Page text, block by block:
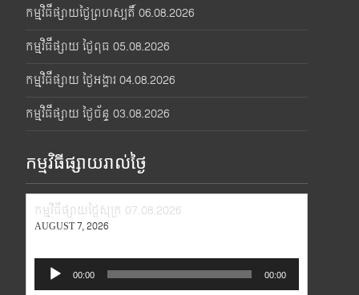
កម្មវិធីផ្សាយថ្ងៃព្រហស្បតិ៍ 06.08.2026
កម្មវិធីផ្សាយ ថ្ងៃពុធ 05.08.2026
កម្មវិធីផ្សាយ ថ្ងៃអង្គារ 04.08.2026
កម្មវិធីផ្សាយ ថ្ងៃច័ន្ទ 03.08.2026
កម្មវិធីផ្សាយរាល់ថ្ងៃ
កម្មវិធីផ្សាយថ្ងៃសុក្រ 07.08.2026
AUGUST 7, 2026
Audio
Player
00:00 00:00